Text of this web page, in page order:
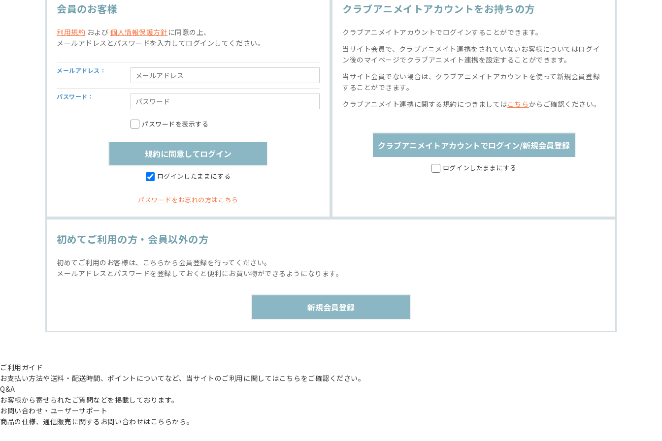
会員のお客様
利用規約 および個人情報保護方針 に同意の上、
メールアドレスとパスワードを入力してログインしてください。
メールアドレス：
パスワード：
パスワードを表示する
ログインしたままにする
パスワードをお忘れの方はこちら
クラブアニメイトアカウントをお持ちの方
クラブアニメイトアカウントでログインすることができます。
当サイト会員で、クラブアニメイト連携をされていないお客様についてはログイ
ン後のマイページでクラブアニメイト連携を設定することができます。
当サイト会員でない場合は、クラブアニメイトアカウントを使って新規会員登録
することができます。
クラブアニメイト連携に関する規約につきましてはこちらからご確認ください。
クラブアニメイトアカウントでログイン/新規会員登録
ログインしたままにする
初めてご利用の方・会員以外の方
初めてご利用のお客様は、こちらから会員登録を行ってください。
メールアドレスとパスワードを登録しておくと便利にお買い物ができるようになります。
ご利用ガイド
お支払い方法や送料・配送時間、ポイントについてなど、当サイトのご利用に関してはこちらをご確認ください。
Q&A
お客様から寄せられたご質問などを掲載しております。
お問い合わせ・ユーザーサポート
商品の仕様、通信販売に関するお問い合わせはこちらから。